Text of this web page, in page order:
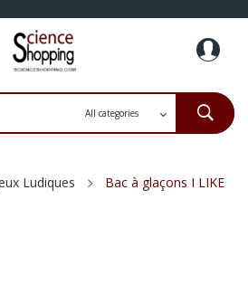
Ludiques Bac à glaçons I LIKE